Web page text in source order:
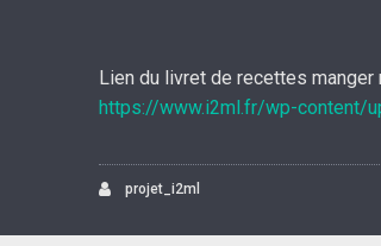
Lien du livret de recettes
https://www.i2ml.fr/wp-content/
projet_i2ml